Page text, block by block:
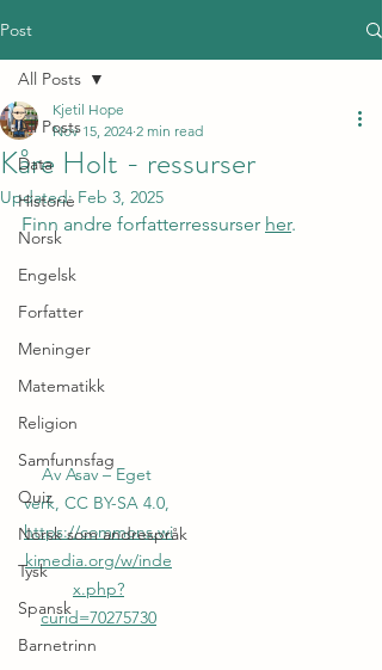
Post
All Posts
Data
Historie
Norsk
Engelsk
Forfatter
Meninger
Matematikk
Religion
Samfunnsfag
Quiz
Norsk som andrespråk
Tysk
Spansk
Barnetrinn
All Posts
Kåre Holt - ressurser
Kjetil Hope
Nov 15, 2024 2 min read
Updated: Feb 3, 2025
Finn andre forfatterressurser her.
Av Asav – Eget
verk, CC BY-SA 4.0,
https://commons.wi
kimedia.org/w/inde
x.php?
curid=70275730